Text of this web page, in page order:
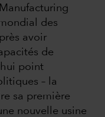
des
avoir
de
point
– la
sa première
nouvelle usine